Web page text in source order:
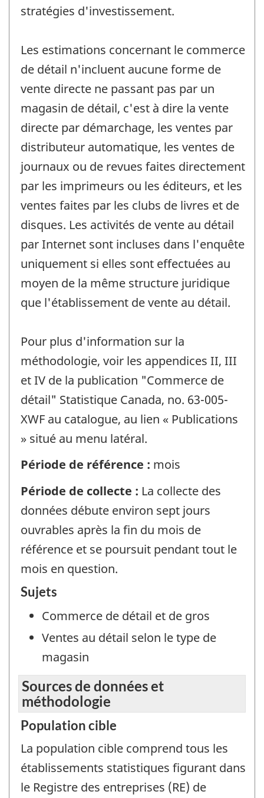
stratégies d'investissement.
Les estimations concernant le commerce
de détail n'incluent aucune forme de
vente directe ne passant pas par un
magasin de détail, c'est à dire la vente
directe par démarchage, les ventes par
distributeur automatique, les ventes de
journaux ou de revues faites directement
par les imprimeurs ou les éditeurs, et les
ventes faites par les clubs de livres et de
disques. Les activités de vente au détail
par Internet sont incluses dans l'enquête
uniquement si elles sont effectuées au
moyen de la même structure juridique
que l'établissement de vente au détail.
Pour plus d'information sur la
méthodologie, voir les appendices II, III
et IV de la publication "Commerce de
détail" Statistique Canada, no. 63-005-
XWF au catalogue, au lien « Publications
» situé au menu latéral.
Période de référence : mois
Période de collecte : La collecte des
données débute environ sept jours
ouvrables après la fin du mois de
référence et se poursuit pendant tout le
mois en question.
Sujets
Commerce de détail et de gros
Ventes au détail selon le type de
magasin
Sources de données et
méthodologie
Population cible
La population cible comprend tous les
établissements statistiques figurant dans
le Registre des entreprises (RE) de